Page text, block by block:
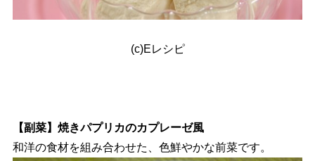
(c)Eレシピ
【副菜】焼きパプリカのカプレーゼ風
和洋の食材を組み合わせた、色鮮やかな前菜です。